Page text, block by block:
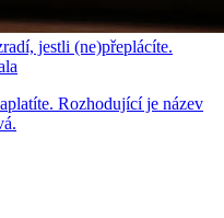
jestli (ne)přeplácíte.
Rozhodující je název